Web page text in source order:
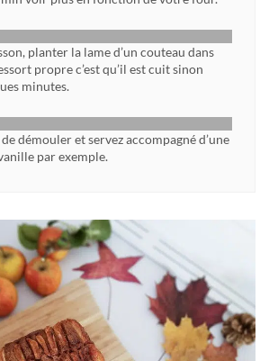
planter la lame d’un couteau dans
propre c’est qu’il est cuit sinon
minutes.
démouler et servez accompagné d’une
par exemple.